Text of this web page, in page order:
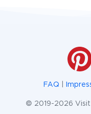
FAQ
© 2019-2026 Visit